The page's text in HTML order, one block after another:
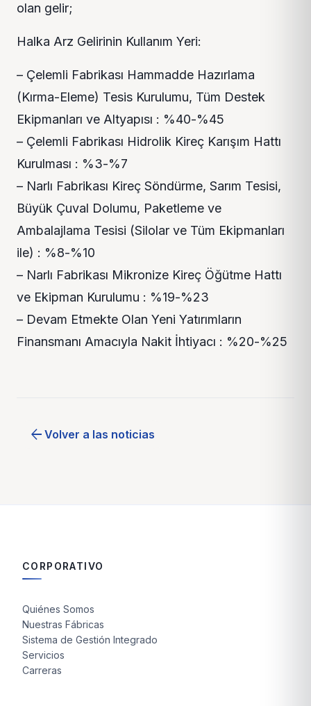
olan gelir;
Halka Arz Gelirinin Kullanım Yeri:
– Çelemli Fabrikası Hammadde Hazırlama
(Kırma-Eleme) Tesis Kurulumu, Tüm Destek
Ekipmanları ve Altyapısı : %40-%45
– Çelemli Fabrikası Hidrolik Kireç Karışım Hattı
Kurulması : %3-%7
– Narlı Fabrikası Kireç Söndürme, Sarım Tesisi,
Büyük Çuval Dolumu, Paketleme ve
Ambalajlama Tesisi (Silolar ve Tüm Ekipmanları
ile) : %8-%10
– Narlı Fabrikası Mikronize Kireç Öğütme Hattı
ve Ekipman Kurulumu : %19-%23
– Devam Etmekte Olan Yeni Yatırımların
Finansmanı Amacıyla Nakit İhtiyacı : %20-%25
arrow_back Volver a las noticias
CORPORATIVO
Quiénes Somos
Nuestras Fábricas
Sistema de Gestión Integrado
Servicios
Carreras